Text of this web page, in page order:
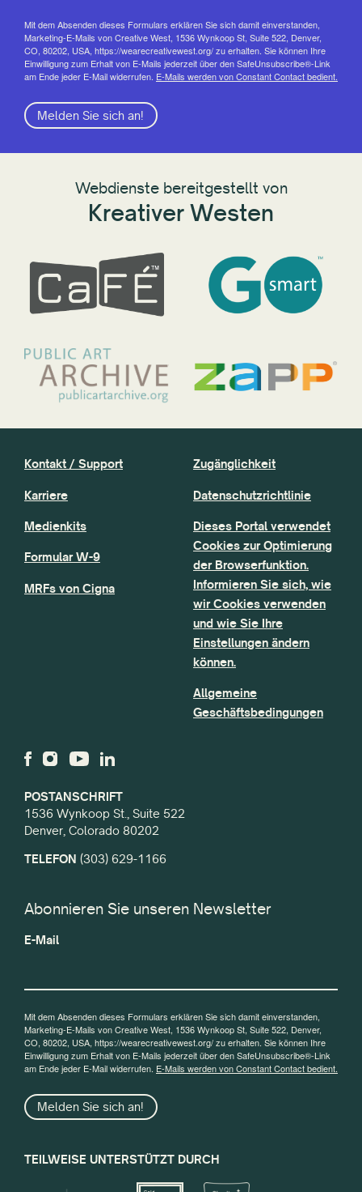
Mit dem Absenden dieses Formulars erklären Sie sich damit einverstanden,
Marketing-E-Mails von Creative West, 1536 Wynkoop St, Suite 522, Denver,
CO, 80202, USA, https://wearecreativewest.org/ zu erhalten. Sie können Ihre
Einwilligung zum Erhalt von E-Mails jederzeit über den SafeUnsubscribe®-Link
am Ende jeder E-Mail widerrufen. E-Mails werden von Constant Contact bedient.
Melden Sie sich an!
Webdienste bereitgestellt von
Kreativer Westen
POSTANSCHRIFT
1536 Wynkoop St., Suite 522
Denver, Colorado 80202
TELEFON (303) 629-1166
Kontakt / Support
Karriere
Medienkits
Formular W-9
MRFs von Cigna
Zugänglichkeit
Datenschutzrichtlinie
Dieses Portal verwendet
Cookies zur Optimierung
der Browserfunktion.
Informieren Sie sich, wie
wir Cookies verwenden
und wie Sie Ihre
Einstellungen ändern
können.
Allgemeine
Geschäftsbedingungen
Abonnieren Sie unseren Newsletter
E-Mail
Mit dem Absenden dieses Formulars erklären Sie sich damit einverstanden,
Marketing-E-Mails von Creative West, 1536 Wynkoop St, Suite 522, Denver,
CO, 80202, USA, https://wearecreativewest.org/ zu erhalten. Sie können Ihre
Einwilligung zum Erhalt von E-Mails jederzeit über den SafeUnsubscribe®-Link
am Ende jeder E-Mail widerrufen. E-Mails werden von Constant Contact bedient.
Melden Sie sich an!
TEILWEISE UNTERSTÜTZT DURCH